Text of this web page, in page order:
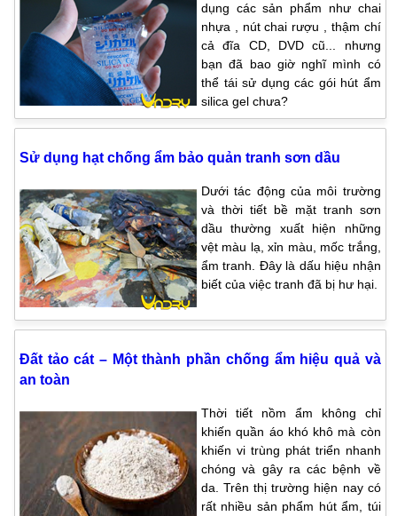
dụng các sản phẩm như chai
nhựa , nút chai rượu , thậm chí
cả đĩa CD, DVD cũ... nhưng
bạn đã bao giờ nghĩ mình có
thể tái sử dụng các gói hút ẩm
silica gel chưa?
Sử dụng hạt chống ẩm bảo quản tranh sơn dầu
Dưới tác động của môi trường
và thời tiết bề mặt tranh sơn
dầu thường xuất hiện những
vệt màu lạ, xỉn màu, mốc trắng,
ẩm tranh. Đây là dấu hiệu nhận
biết của việc tranh đã bị hư hại.
Đất tảo cát – Một thành phần chống ẩm hiệu quả và
an toàn
Thời tiết nồm ẩm không chỉ
khiến quần áo khó khô mà còn
khiến vi trùng phát triển nhanh
chóng và gây ra các bệnh về
da. Trên thị trường hiện nay có
rất nhiều sản phẩm hút ẩm, túi